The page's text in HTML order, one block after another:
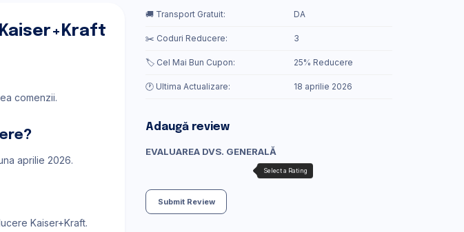
comenzii.
aprilie 2026.
Kaiser+Kraft.
🚚 Transport Gratuit: DA
✂️ Coduri Reducere: 3
🏷️ Cel Mai Bun Cupon: 25% Reducere
🕐 Ultima Actualizare: 18 aprilie 2026
Adaugă review
EVALUAREA DVS. GENERALĂ
Submit Review